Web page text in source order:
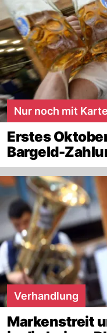
Nur noch mit Karte
Erstes
Bargeld-
Verhandlung
Markenstreit